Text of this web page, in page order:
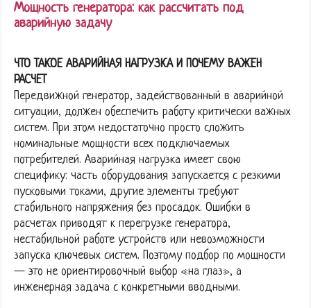
Мощность генератора: как рассчитать под
аварийную задачу
ЧТО ТАКОЕ АВАРИЙНАЯ НАГРУЗКА И ПОЧЕМУ ВАЖЕН
РАСЧЕТ
Передвижной генератор, задействованный в аварийной
ситуации, должен обеспечить работу критически важных
систем. При этом недостаточно просто сложить
номинальные мощности всех подключаемых
потребителей. Аварийная нагрузка имеет свою
специфику: часть оборудования запускается с резкими
пусковыми токами, другие элементы требуют
стабильного напряжения без просадок. Ошибки в
расчетах приводят к перегрузке генератора,
нестабильной работе устройств или невозможности
запуска ключевых систем. Поэтому подбор по мощности
— это не ориентировочный выбор «на глаз», а
инженерная задача с конкретными вводными.